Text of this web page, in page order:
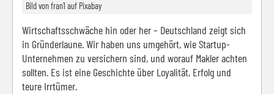
Bild von fran1 auf Pixabay
Wirtschaftsschwäche hin oder her – Deutschland zeigt sich
in Gründerlaune. Wir haben uns umgehört, wie Startup-
Unternehmen zu versichern sind, und worauf Makler achten
sollten. Es ist eine Geschichte über Loyalität, Erfolg und
teure Irrtümer.